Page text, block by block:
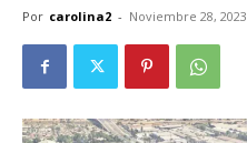
Por carolina2 - Noviembre 28, 2023